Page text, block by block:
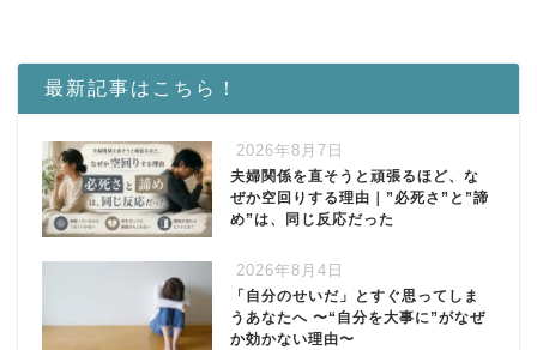
最新記事はこちら！
2026年8月7日
夫婦関係を直そうと頑張るほど、な
ぜか空回りする理由｜”必死さ”と”諦
め”は、同じ反応だった
2026年8月4日
「自分のせいだ」とすぐ思ってしま
うあなたへ 〜“自分を大事に”がなぜ
か効かない理由〜